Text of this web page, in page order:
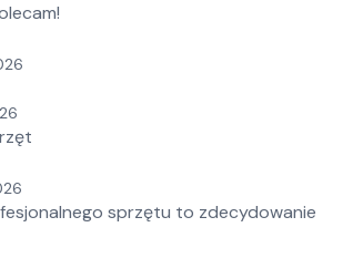
sprzętu to zdecydowanie